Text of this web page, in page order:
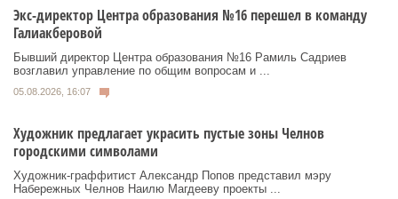
Экс-директор Центра образования №16 перешел в команду
Галиакберовой
Бывший директор Центра образования №16 Рамиль Садриев
возглавил управление по общим вопросам и ...
05.08.2026, 16:07
Художник предлагает украсить пустые зоны Челнов
городскими символами
Художник‑граффитист Александр Попов представил мэру
Набережных Челнов Наилю Магдееву проекты ...